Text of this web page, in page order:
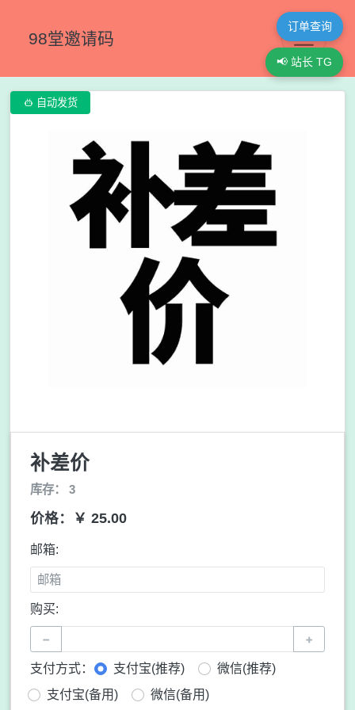
98堂邀请码
订单查询
📢 站长 TG
 自动发货
补差价
库存： 3
价格：￥ 25.00
邮箱:
购买:
− +
支付方式： 支付宝(推荐)
微信(推荐)
支付宝(备用)
微信(备用)